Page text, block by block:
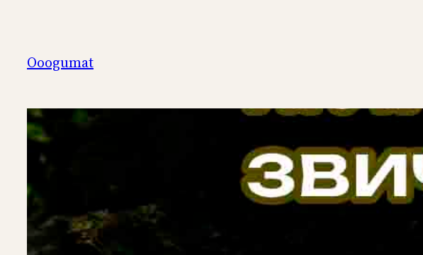
содержимому
Ooogumat